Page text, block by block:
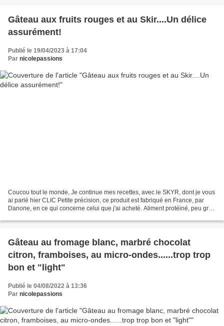
Gâteau aux fruits rouges et au Skir....Un délice
assurément!
Publié le 19/04/2023 à 17:04
Par nicolepassions
Coucou tout le monde, Je continue mes recettes, avec le SKYR, dont je vous
ai parlé hier CLIC Petite précision, ce produit est fabriqué en France, par
Danone, en ce qui concerne celui que j'ai acheté. Aliment protéiné, peu gras
Gâteau au fromage blanc, marbré chocolat
citron, framboises, au micro-ondes......trop trop
bon et "light"
Publié le 04/08/2022 à 13:36
Par nicolepassions